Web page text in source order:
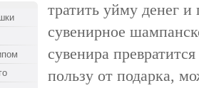
тратить уйму денег
сувенирное
сувенира
пользу от подарка,